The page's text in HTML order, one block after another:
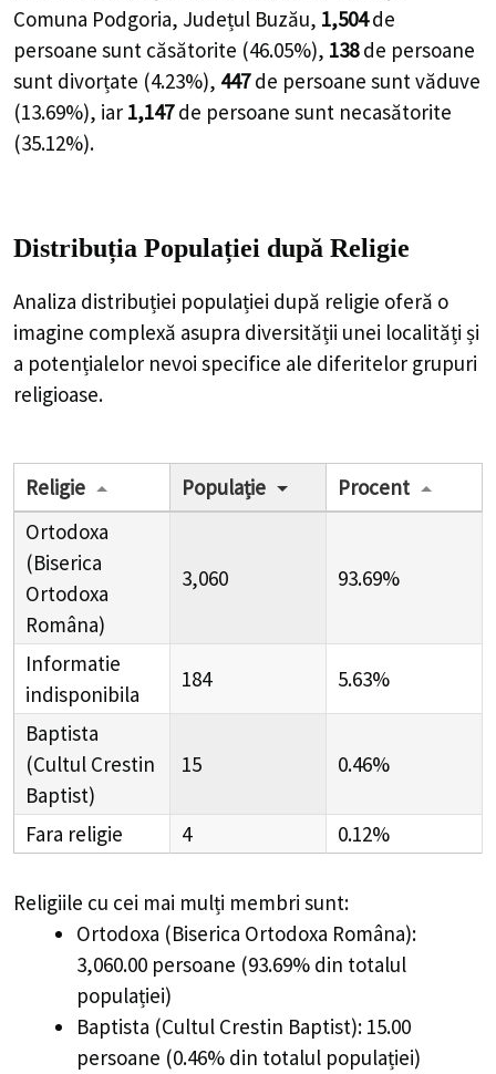
Comuna Podgoria, Județul Buzău, 1,504 de
persoane sunt căsătorite (46.05%), 138 de persoane
sunt divorțate (4.23%), 447 de persoane sunt văduve
(13.69%), iar 1,147 de persoane sunt necasătorite
(35.12%).
Distribuția Populației după Religie
Analiza distribuției populației după religie oferă o
imagine complexă asupra diversității unei localități și
a potențialelor nevoi specifice ale diferitelor grupuri
religioase.
Religie Populație
Procent
Ortodoxa
(Biserica
Ortodoxa
Româna)
3,060 93.69%
Informatie
indisponibila
184 5.63%
Baptista
(Cultul Crestin
Baptist)
15 0.46%
Fara religie 4 0.12%
Religiile cu cei mai mulți membri sunt:
Ortodoxa (Biserica Ortodoxa Româna):
3,060.00 persoane (93.69% din totalul
populației)
Baptista (Cultul Crestin Baptist): 15.00
persoane (0.46% din totalul populației)